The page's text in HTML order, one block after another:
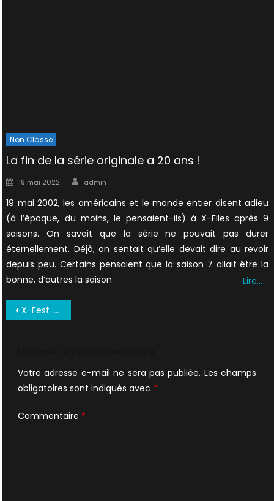
Non Classé
La fin de la série originale a 20 ans !
Posted
19 mai 2022 Author
admin
19 mai 2002, les américains et le monde entier disent adieu
(à l’époque, du moins, le pensaient-ils) à X-Files après 9
saisons. On savait que la série ne pouvait pas durer
éternellement. Déjà, on sentait qu’elle devait dire au revoir
depuis peu. Certains pensaient que la saison 7 allait être la
bonne, d’autres la saison
Lire…
Navigation
X-Fest : photos de la convention des 25 ans
Votre adresse e-mail ne sera pas publiée. Les champs
obligatoires sont indiqués avec *
Commentaire *